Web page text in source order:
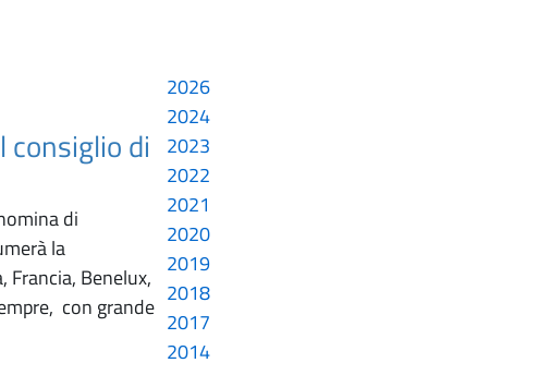
consiglio di
di
la
Francia, Benelux,
con grande
2026
2024
2023
2022
2021
2020
2019
2018
2017
2014